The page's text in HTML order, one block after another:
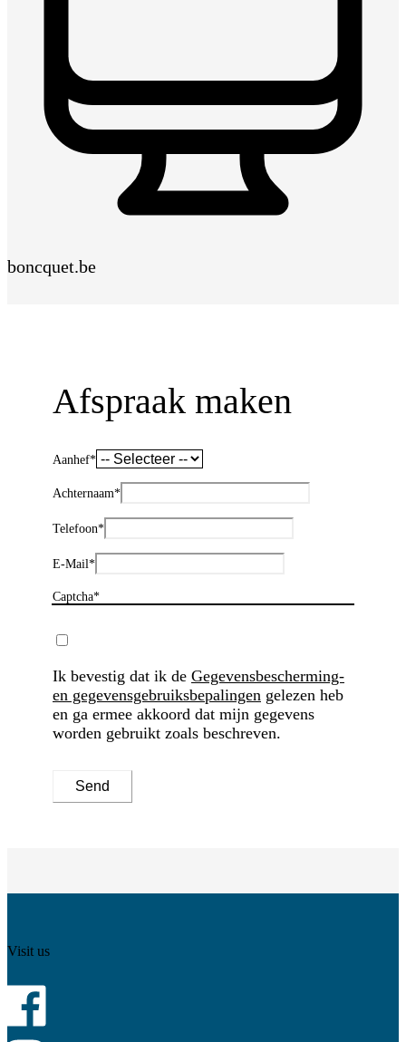
boncquet.be
Afspraak maken
Aanhef*
Achternaam*
Telefoon*
E-Mail*
Captcha*
Ik bevestig dat ik de Gegevensbescherming-
en gegevensgebruiksbepalingen gelezen heb
en ga ermee akkoord dat mijn gegevens
worden gebruikt zoals beschreven.
Send
Visit us